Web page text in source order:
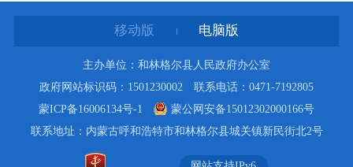
移动版 电脑版
主办单位：和林格尔县人民政府办公室
政府网站标识码：1501230002 联系电话：0471-7192805
蒙ICP备16006134号-1
蒙公网安备15012302000166号
联系地址：内蒙古呼和浩特市和林格尔县城关镇新民街北2号